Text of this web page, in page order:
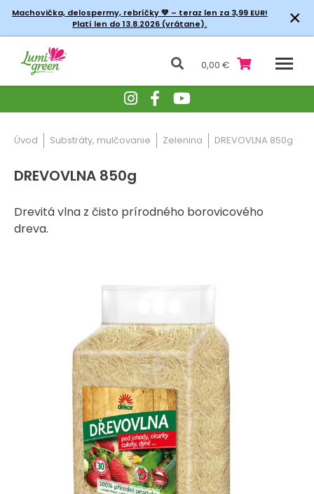
Machovička, delospermy, rebríčky💚 – teraz len za 3,99 EUR!
Platí len do 13.8.2026 (vrátane).
×
0,00 €
Úvod Substráty, mulčovanie Zelenina DREVOVLNA 850g
DREVOVLNA 850g
Drevitá vlna z čisto prírodného borovicového
dreva.